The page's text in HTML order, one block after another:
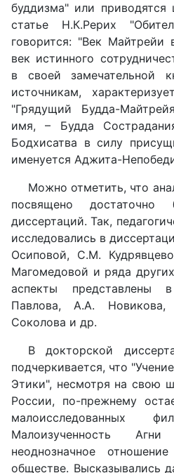
буддизма" или приводятся
статье Н.К.Рерих
говорится: "Век Майтрейи
век истинного
в своей замечательной
источникам,
"Грядущий Будда-
имя, – Будда
Бодхисатва в силу
именуется Аджита-
Можно отметить, что
посвящено достаточно
диссертаций. Так,
исследовались в
Осиповой, С.М.
Магомедовой и ряда
аспекты представлены
Павлова, А.А.
Соколова и др.
В докторской
подчеркивается, что
Этики", несмотря на свою
России, по-прежнему
малоисследованных
Малоизученность
неоднозначное
обществе. Высказывались